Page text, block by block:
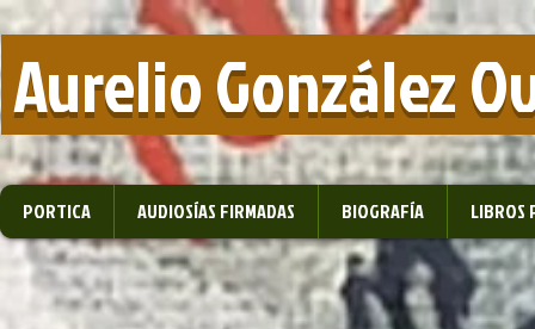
Aurelio González
PORTICA AUDIOSÍAS FIRMADAS BIOGRAFÍA LIBROS